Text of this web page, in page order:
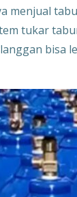
menjual
tukar
bisa